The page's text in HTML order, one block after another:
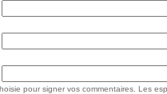
pour signer vos commentaires. Les